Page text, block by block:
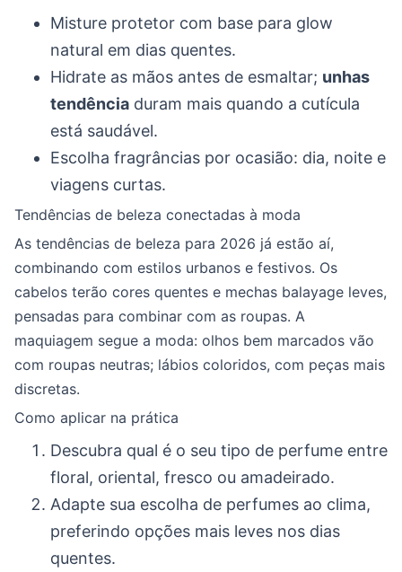
Misture protetor com base para glow
natural em dias quentes.
Hidrate as mãos antes de esmaltar; unhas
tendência duram mais quando a cutícula
está saudável.
Escolha fragrâncias por ocasião: dia, noite e
viagens curtas.
Tendências de beleza conectadas à moda
As tendências de beleza para 2026 já estão aí,
combinando com estilos urbanos e festivos. Os
cabelos terão cores quentes e mechas balayage leves,
pensadas para combinar com as roupas. A
maquiagem segue a moda: olhos bem marcados vão
com roupas neutras; lábios coloridos, com peças mais
discretas.
Como aplicar na prática
Descubra qual é o seu tipo de perfume entre
floral, oriental, fresco ou amadeirado.
Adapte sua escolha de perfumes ao clima,
preferindo opções mais leves nos dias
quentes.